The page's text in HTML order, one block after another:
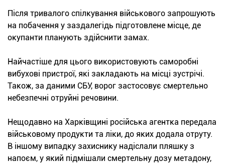
Після тривалого спілкування військового запрошують
на побачення у заздалегідь підготовлене місце, де
окупанти планують здійснити замах.
Найчастіше для цього використовують саморобні
вибухові пристрої, які закладають на місці зустрічі.
Також, за даними СБУ, ворог застосовує смертельно
небезпечні отруйні речовини.
Нещодавно на Харківщині російська агентка передала
військовому продукти та ліки, до яких додала отруту.
В іншому випадку захиснику надіслали пляшку з
напоєм, у який підмішали смертельну дозу метадону,